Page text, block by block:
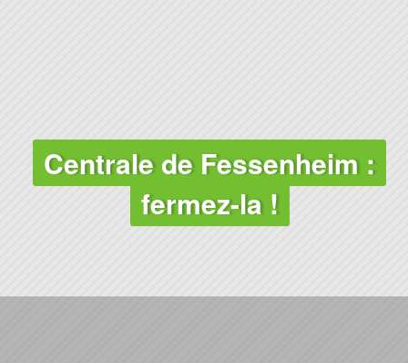
Centrale de Fessenheim :
fermez-la !